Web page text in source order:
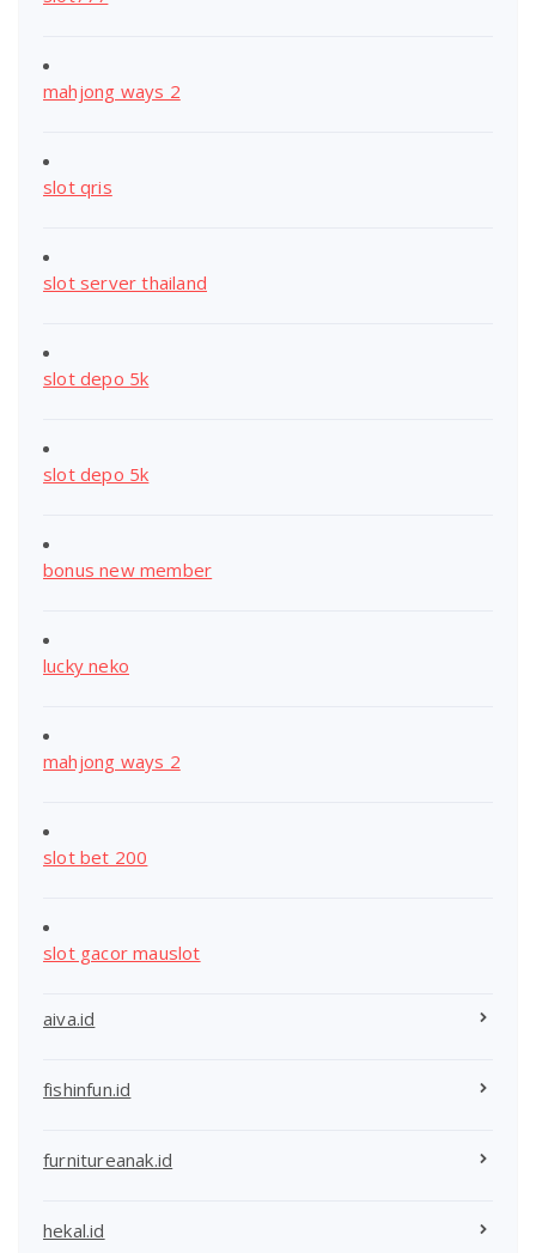
mahjong ways 2
slot qris
slot server thailand
slot depo 5k
slot depo 5k
bonus new member
lucky neko
mahjong ways 2
slot bet 200
slot gacor mauslot
aiva.id
fishinfun.id
furnitureanak.id
hekal.id